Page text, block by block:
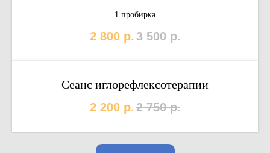
1 пробирка
2 800 р.3 500 р.
Сеанс иглорефлексотерапии
2 200 р.2 750 р.